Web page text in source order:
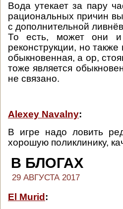
Вода утекает за пару
рациональных причин
с дополнительной
То есть, может они и
реконструкции, но
обыкновенная, а ор,
тоже является
не связано.
Alexey Navalny:
В игре надо ловить
хорошую поликлинику,
В БЛОГАХ
29 АВГУСТА 2017
El Murid :